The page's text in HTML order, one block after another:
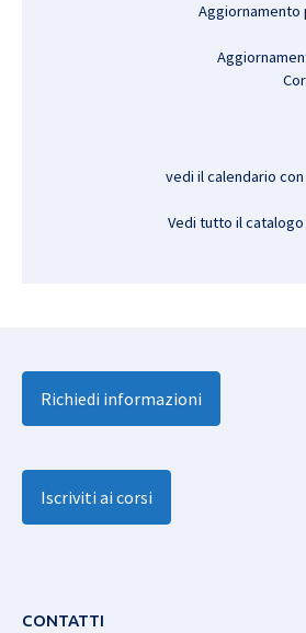
vedi il calendario
Vedi tutto il
Richiedi informazioni
Iscriviti ai corsi
CONTATTI